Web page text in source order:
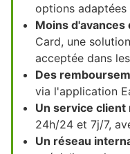
options adaptées
Moins d'avances
Card, une
acceptée dans
Des
via l'application
Un service client
24h/24 et 7j/7,
Un réseau